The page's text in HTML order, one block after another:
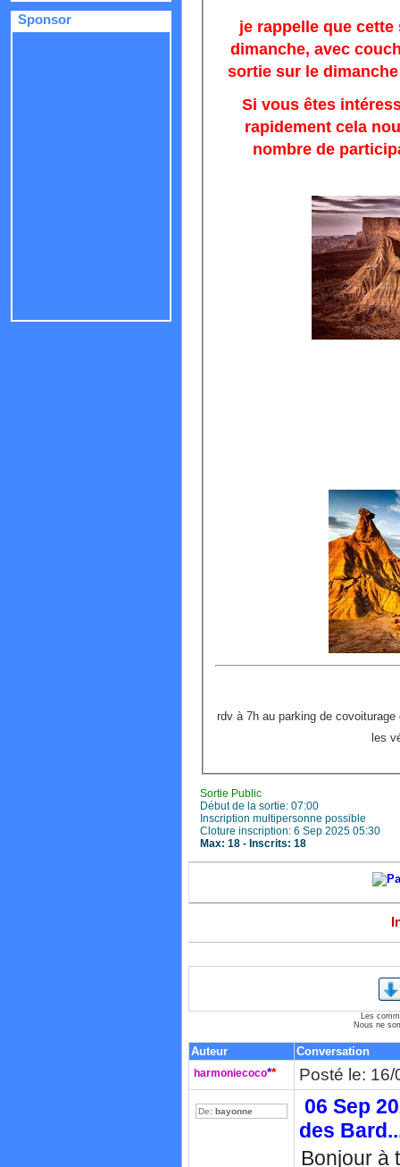
Sponsor
je rappelle que
dimanche, avec
sortie sur le
Si vous êtes
rapidement cela
nombre de
rdv à 7h au parking de
les
Sortie Public
Début de la sortie: 07:00
Inscription multipersonne possible
Cloture inscription: 6 Sep 2025 05:30
Max: 18 - Inscrits: 18
Les
Nous ne
Auteur Conversation
harmoniecoco** Posté le:
De: bayonne
06 Sep
des
Bonjour à